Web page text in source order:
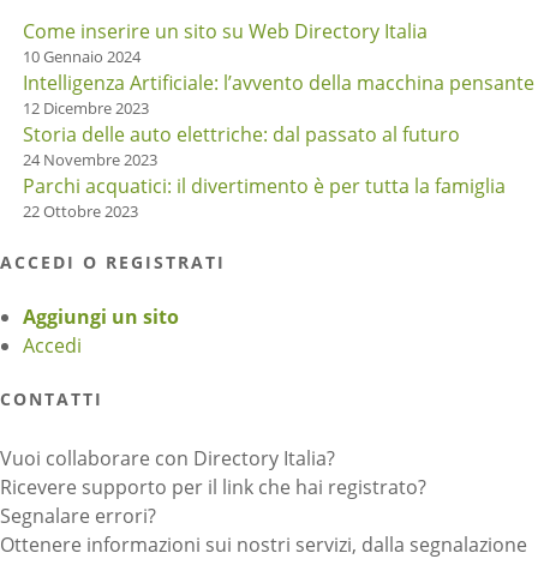
Come inserire un sito su Web Directory Italia
10 Gennaio 2024
Intelligenza Artificiale: l’avvento della macchina pensante
12 Dicembre 2023
Storia delle auto elettriche: dal passato al futuro
24 Novembre 2023
Parchi acquatici: il divertimento è per tutta la famiglia
22 Ottobre 2023
ACCEDI O REGISTRATI
Aggiungi un sito
Accedi
CONTATTI
Vuoi collaborare con Directory Italia?
Ricevere supporto per il link che hai registrato?
Segnalare errori?
Ottenere informazioni sui nostri servizi, dalla segnalazione